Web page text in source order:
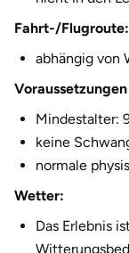
Fahrt-/Flugroute:
abhängig von
Mindestalter:
keine
normale
Wetter:
Das Erlebnis